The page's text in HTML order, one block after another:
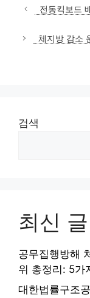
전동킥보드
체지방 감소
검색
최신 글
공무집행방해
위 총정리: 5가
대한법률구조